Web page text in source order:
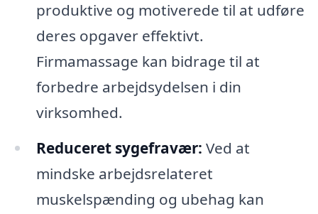
produktive og motiverede til at udføre
deres opgaver effektivt.
Firmamassage kan bidrage til at
forbedre arbejdsydelsen i din
virksomhed.
Reduceret sygefravær: Ved at
mindske arbejdsrelateret
muskelspænding og ubehag kan